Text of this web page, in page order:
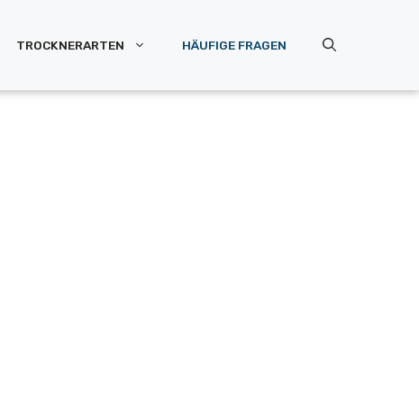
TROCKNERARTEN HÄUFIGE FRAGEN